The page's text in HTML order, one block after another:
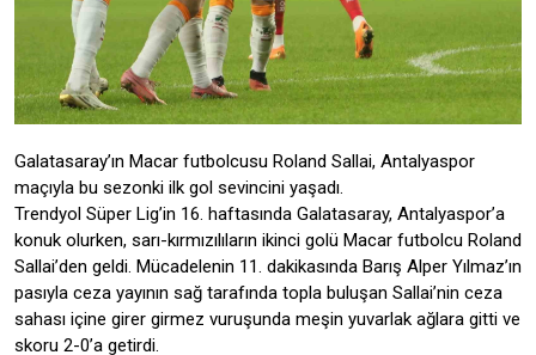
Galatasaray’ın Macar futbolcusu Roland Sallai, Antalyaspor
maçıyla bu sezonki ilk gol sevincini yaşadı.
Trendyol Süper Lig’in 16. haftasında Galatasaray, Antalyaspor’a
konuk olurken, sarı-kırmızılıların ikinci golü Macar futbolcu Roland
Sallai’den geldi. Mücadelenin 11. dakikasında Barış Alper Yılmaz’ın
pasıyla ceza yayının sağ tarafında topla buluşan Sallai’nin ceza
sahası içine girer girmez vuruşunda meşin yuvarlak ağlara gitti ve
skoru 2-0’a getirdi.